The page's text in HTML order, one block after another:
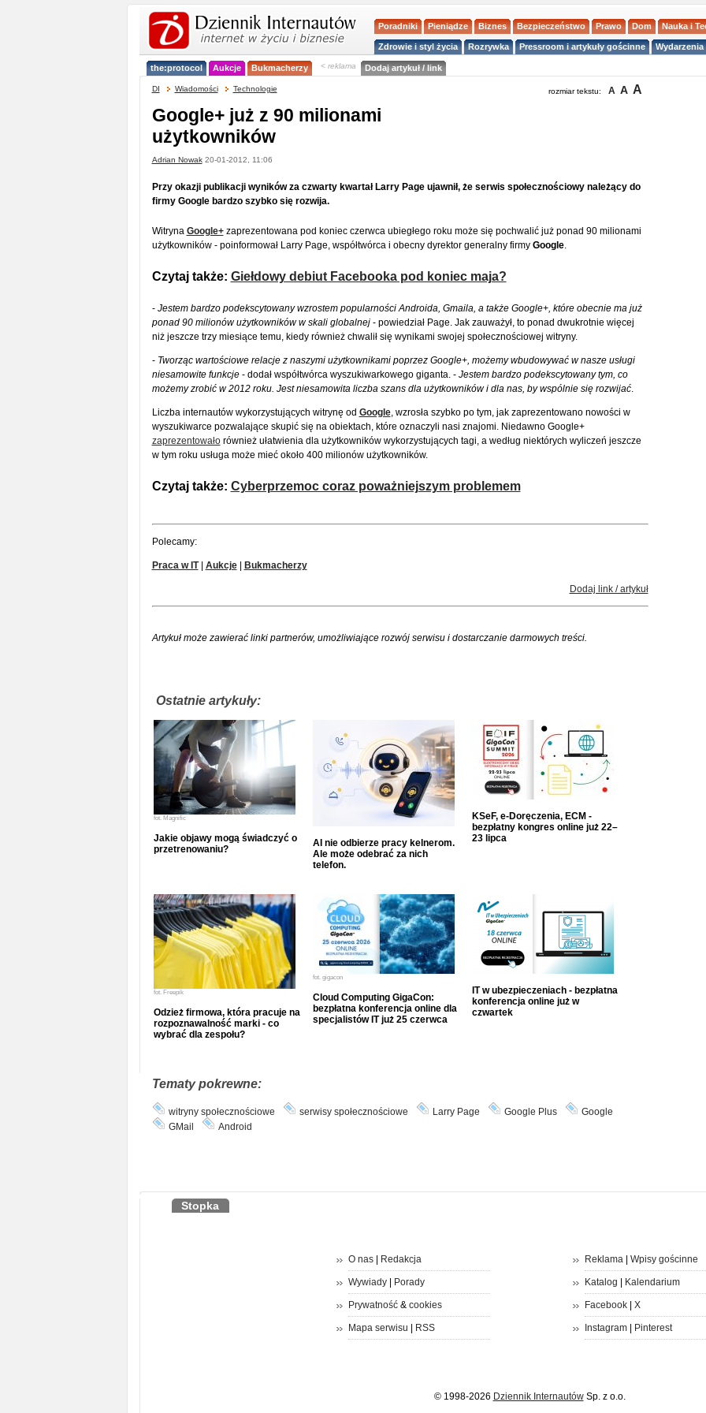
Poradniki Pieniądze Biznes Bezpieczeństwo Prawo Dom Nauka i
Zdrowie i styl życia Rozrywka Pressroom i artykuły gościnne
the:protocol Aukcje Bukmacherzy < reklama Dodaj artykuł / link
DI Wiadomości Technologie rozmiar tekstu: A A A
Google+ już z 90 milionami
użytkowników
Adrian Nowak20-01-2012, 11:06
Przy okazji publikacji wyników za czwarty kwartał Larry Page ujawnił, że serwis społecznościowy należący do
firmy Google bardzo szybko się rozwija.
Witryna Google+zaprezentowana pod koniec czerwca ubiegłego roku może się pochwalić już ponad 90 milionami
użytkowników - poinformował Larry Page, współtwórca i obecny dyrektor generalny firmy Google.
Czytaj także: Giełdowy debiut Facebooka pod koniec maja?
- Jestem bardzo podekscytowany wzrostem popularności Androida, Gmaila, a także Google+, które obecnie ma już
ponad 90 milionów użytkowników w skali globalnej - powiedział Page. Jak zauważył, to ponad dwukrotnie więcej
niż jeszcze trzy miesiące temu, kiedy również chwalił się wynikami swojej społecznościowej witryny.
- Tworząc wartościowe relacje z naszymi użytkownikami poprzez Google+, możemy wbudowywać w nasze usługi
niesamowite funkcje- dodał współtwórca wyszukiwarkowego giganta. - Jestem bardzo podekscytowany tym, co
możemy zrobić w 2012 roku. Jest niesamowita liczba szans dla użytkowników i dla nas, by wspólnie się rozwijać.
Liczba internautów wykorzystujących witrynę od Google, wzrosła szybko po tym, jak zaprezentowano nowości w
wyszukiwarce pozwalające skupić się na obiektach, które oznaczyli nasi znajomi. Niedawno Google+
zaprezentowałorównież ułatwienia dla użytkowników wykorzystujących tagi, a według niektórych wyliczeń jeszcze
w tym roku usługa może mieć około 400 milionów użytkowników.
Czytaj także: Cyberprzemoc coraz poważniejszym problemem
Polecamy:
Praca w IT| Aukcje| Bukmacherzy
Dodaj link / artykuł
Artykuł może zawierać linki partnerów, umożliwiające rozwój serwisu i dostarczanie darmowych treści.
Ostatnie artykuły:
fot. Magnific
Jakie objawy mogą świadczyć o
przetrenowaniu?
AI nie odbierze pracy kelnerom.
Ale może odebrać za nich
telefon.
KSeF, e-Doręczenia, ECM -
bezpłatny kongres online już 22–
23 lipca
fot. Freepik
Odzież firmowa, która pracuje na
rozpoznawalność marki - co
wybrać dla zespołu?
fot. gigacon
Cloud Computing GigaCon:
bezpłatna konferencja online dla
specjalistów IT już 25 czerwca
IT w ubezpieczeniach - bezpłatna
konferencja online już w
czwartek
Tematy pokrewne:
witryny społecznościowe serwisy społecznościowe Larry Page Google Plus
Google
GMail
Android
Stopka
O nas| Redakcja
Wywiady| Porady
Prywatność& cookies
Mapa serwisu RSS
Reklama| Wpisy gościnne
Katalog Kalendarium
Facebook| X
Instagram| Pinterest
© 1998-2026 Dziennik InternautówSp. z o.o.